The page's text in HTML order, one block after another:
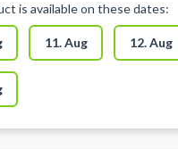
yoga eller kampsport.
is available on these dates:
11. Aug 12. Aug